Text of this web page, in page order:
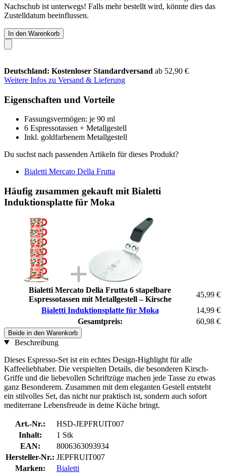
Nachschub ist unterwegs! Falls mehr bestellt wird, könnte dies das
Zustelldatum beeinflussen.
In den Warenkorb
Deutschland: Kostenloser Standardversand ab 52,90 €
Weitere Infos zu Versand & Lieferung
Eigenschaften und Vorteile
Fassungsvermögen: je 90 ml
6 Espressotassen + Metallgestell
Inkl. goldfarbenem Metallgestell
Du suchst nach passenden Artikeln für dieses Produkt?
Bialetti Mercato Della Frutta
Häufig zusammen gekauft mit Bialetti
Induktionsplatte für Moka
Bialetti Mercato Della Frutta 6 stapelbare
Espressotassen mit Metallgestell – Kirsche
45,99 €
Bialetti Induktionsplatte für Moka
14,99 €
Gesamtpreis:
60,98 €
Beide in den Warenkorb
Beschreibung
Dieses Espresso-Set ist ein echtes Design-Highlight für alle
Kaffeeliebhaber. Die verspielten Details, die besonderen Kirsch-
Griffe und die liebevollen Schriftzüge machen jede Tasse zu etwas
ganz Besonderem. Zusammen mit dem eleganten Gestell entsteht
ein stilvolles Set, das nicht nur praktisch ist, sondern auch sofort
mediterrane Lebensfreude in deine Küche bringt.
Art.-Nr.:
HSD-JEPFRUIT007
Inhalt:
1 Stk
EAN:
8006363093934
Hersteller-Nr.: JEPFRUIT007
Marken:
Bialetti